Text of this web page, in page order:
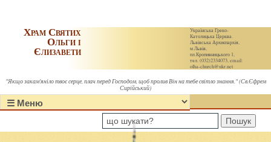
Українська Греко-
Католицька Церква.
Львівська Архиєпархія,
м.Львів,
пл.Кропивницького 1,
тел. (032)2334073, email:
olha-church@ukr.net
Храм Святих
Ольги і
Єлизавети
"Якщо закам'яніло твоє серце, плач перед Господом, щоб пролив Він на тебе світло знання." (Св.Єфрем
Сирійський)
Пошук